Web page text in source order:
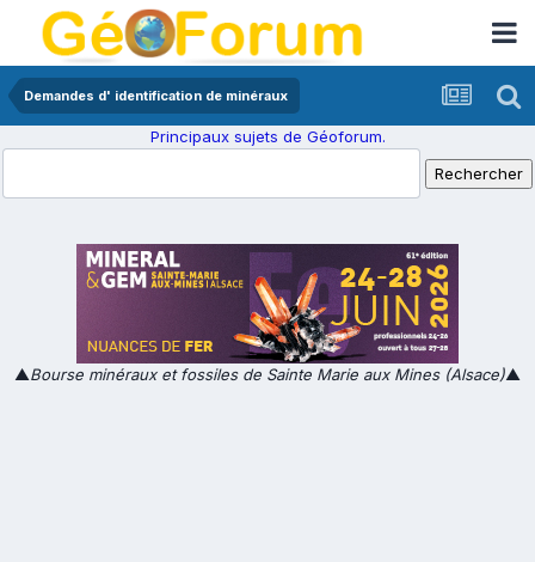
Demandes d' identification de minéraux
Principaux sujets de Géoforum.
▲Bourse minéraux et fossiles de Sainte Marie aux Mines (Alsace)▲